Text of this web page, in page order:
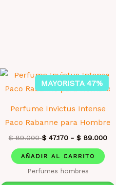
MAYORISTA 47%
Perfume Invictus Intense
Paco Rabanne para Hombre
$89.000 $47.170- $89.000
AÑADIR AL CARRITO
Perfumes hombres